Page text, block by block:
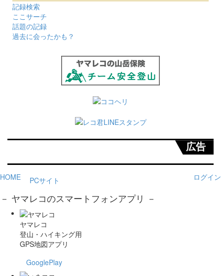
記録検索
ここサーチ
話題の記録
過去に会ったかも？
広告
HOME ログイン
PCサイト
－ ヤマレコのスマートフォンアプリ －
ヤマレコ
登山・ハイキング用
GPS地図アプリ
GooglePlay